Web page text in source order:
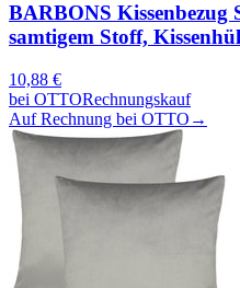
BARBONS Kissenbezug
samtigem Stoff,
10,88 €
bei OTTORechnungskauf
Auf Rechnung bei OTTO →